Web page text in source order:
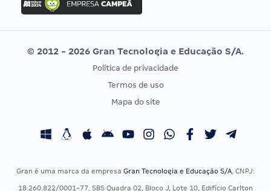
Concurso MPU
Editais publicados
Vunesp
CONCURSOS POR PROFISSÃO
Concursos Fiscais
EXAME DE ORDEM
Calendário OAB
© 2012 - 2026 Gran Tecnologia e Educação S/A.
Política de privacidade
Termos de uso
Mapa do site
Gran é uma marca da empresa Gran Tecnologia e Educação S/A, CNPJ:
18.260.822/0001-77, SBS Quadra 02, Bloco J, Lote 10, Edifício Carlton